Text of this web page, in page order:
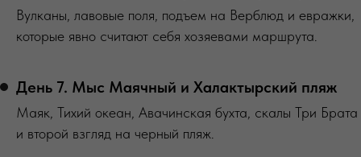
Вулканы, лавовые поля, подъем на Верблюд и евражки,
которые явно считают себя хозяевами маршрута.
День 7. Мыс Маячный и Халактырский пляж
Маяк, Тихий океан, Авачинская бухта, скалы Три Брата
и второй взгляд на черный пляж.